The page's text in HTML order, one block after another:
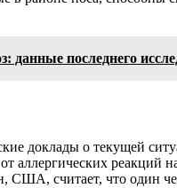
данные последнего
доклады о текущей
аллергических
считает, что один